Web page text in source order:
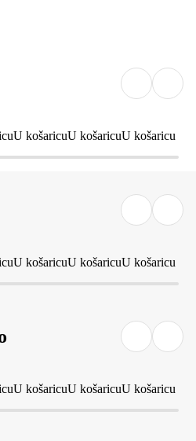
U košaricuU košaricuU košaricu
U košaricuU košaricuU košaricu
U košaricuU košaricuU košaricu